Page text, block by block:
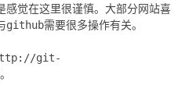
感觉在这里很谨慎。大部分网站喜
github需要很多操作有关。
http://git-